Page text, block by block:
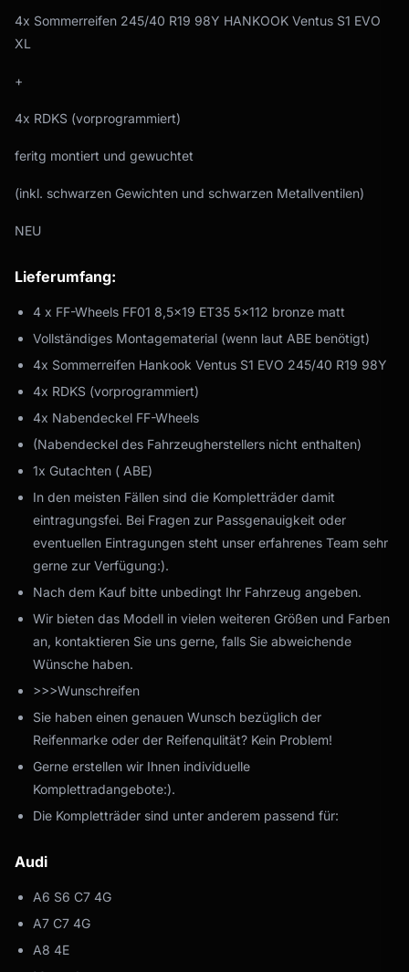
4x Sommerreifen 245/40 R19 98Y HANKOOK Ventus S1 EVO
XL
+
4x RDKS (vorprogrammiert)
feritg montiert und gewuchtet
(inkl. schwarzen Gewichten und schwarzen Metallventilen)
NEU
Lieferumfang:
4 x FF-Wheels FF01 8,5x19 ET35 5x112 bronze matt
Vollständiges Montagematerial (wenn laut ABE benötigt)
4x Sommerreifen Hankook Ventus S1 EVO 245/40 R19 98Y
4x RDKS (vorprogrammiert)
4x Nabendeckel FF-Wheels
(Nabendeckel des Fahrzeugherstellers nicht enthalten)
1x Gutachten ( ABE)
In den meisten Fällen sind die Kompletträder damit
eintragungsfei. Bei Fragen zur Passgenauigkeit oder
eventuellen Eintragungen steht unser erfahrenes Team sehr
gerne zur Verfügung:).
Nach dem Kauf bitte unbedingt Ihr Fahrzeug angeben.
Wir bieten das Modell in vielen weiteren Größen und Farben
an, kontaktieren Sie uns gerne, falls Sie abweichende
Wünsche haben.
>>>Wunschreifen
Sie haben einen genauen Wunsch bezüglich der
Reifenmarke oder der Reifenqulität? Kein Problem!
Gerne erstellen wir Ihnen individuelle
Komplettradangebote:).
Die Kompletträder sind unter anderem passend für:
Audi
A6 S6 C7 4G
A7 C7 4G
A8 4E